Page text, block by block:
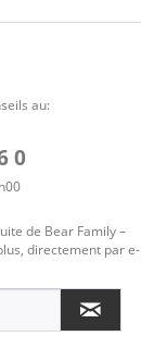
au:
0
de Bear Family –
directement par e-